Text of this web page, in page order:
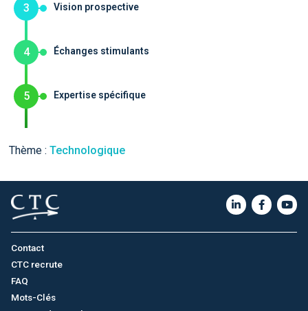
Vision prospective
3
Échanges stimulants
4
Expertise spécifique
5
Thème : Technologique
Contact
CTC recrute
FAQ
Mots-Clés